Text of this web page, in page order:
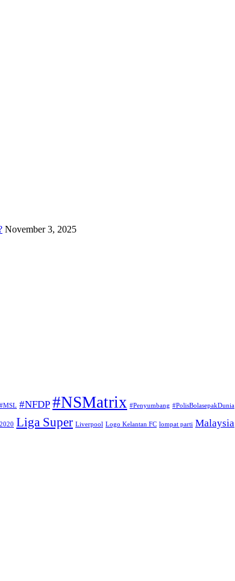
November 3, 2025
#MSL #NFDP #NSMatrix #Penyumbang #PolisBolasepakDunia
Liga Super Liverpool Logo Kelantan FC lompat parti Malaysia